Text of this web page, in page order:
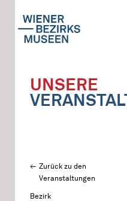
UNSERE
Zurück zu den
Veranstaltungen
Bezirk